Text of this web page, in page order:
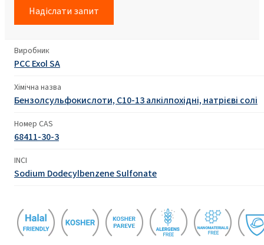
Надіслати запит
Виробник
PCC Exol SA
Хімічна назва
Бензолсульфокислоти, С10-13 алкілпохідні, натрієві солі
Номер CAS
68411-30-3
INCI
Sodium Dodecylbenzene Sulfonate